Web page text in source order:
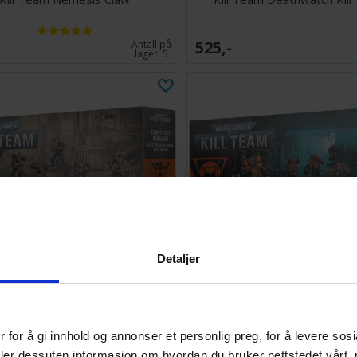
Detaljer
for å gi innhold og annonser et personlig preg, for å levere
Antall på
lager:5 525,-
Antall på